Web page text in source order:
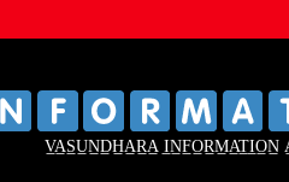
V̲A̲S̲U̲N̲D̲H̲A̲R̲A̲ I̲N̲F̲O̲R̲M̲A̲T̲I̲O̲N̲